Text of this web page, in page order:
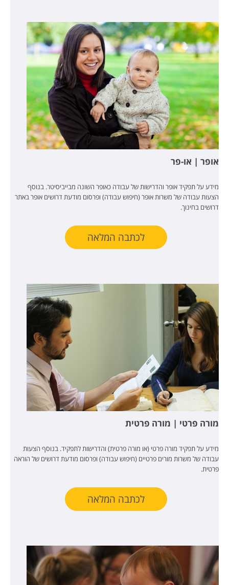
אופר | או-פר
מידע על תפקיד אופר והדרישות של עבודה כאופר השונה מבייביסיטר. בנוסף
הצעות עבודה של משרות אופר (חיפוש עבודה) ופרסום מודעת דרושים אופר באתר
דרושים בחינוך.
לכתבה המלאה
מורה פרטי | מורה פרטית
מידע על תפקיד מורה פרטי (או מורה פרטית) והדרישות לתפקיד. בנוסף הצעות
עבודה של משרות מורים פרטיים (חיפוש עבודה) ופרסום מודעת דרושים של הוראה
פרטית.
לכתבה המלאה